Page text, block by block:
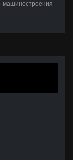
машиностроения